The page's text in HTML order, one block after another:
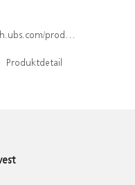
index/isin/CH1578404084
Produktdetail